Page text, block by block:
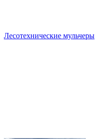
Лесотехнические мульчеры